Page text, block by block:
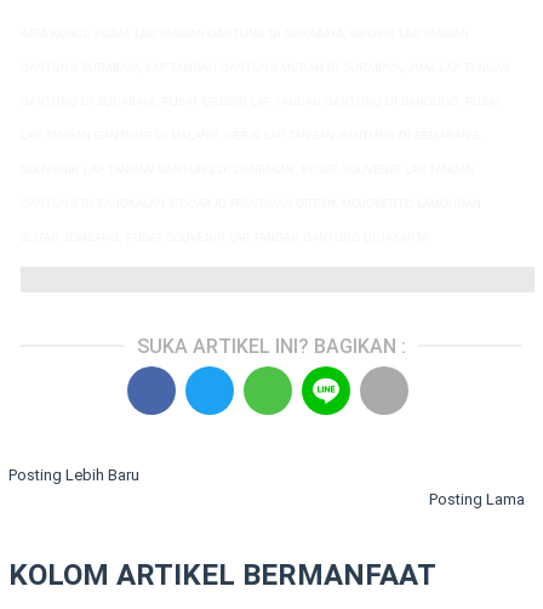
SUKA ARTIKEL INI? BAGIKAN :
Posting Lebih Baru
Posting Lama
KOLOM ARTIKEL BERMANFAAT